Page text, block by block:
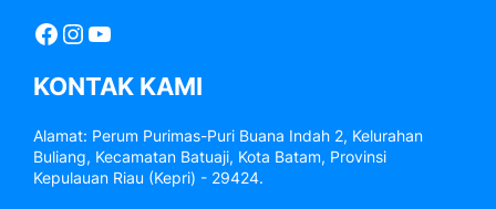
Facebook
Instagram
YouTube
KONTAK KAMI
Alamat: Perum Purimas-Puri Buana Indah 2, Kelurahan
Buliang, Kecamatan Batuaji, Kota Batam, Provinsi
Kepulauan Riau (Kepri) - 29424.